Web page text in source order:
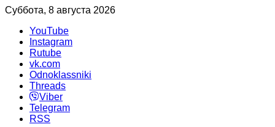
Суббота, 8 августа 2026
YouTube
Instagram
Rutube
vk.com
Odnoklassniki
Threads
Viber
Telegram
RSS